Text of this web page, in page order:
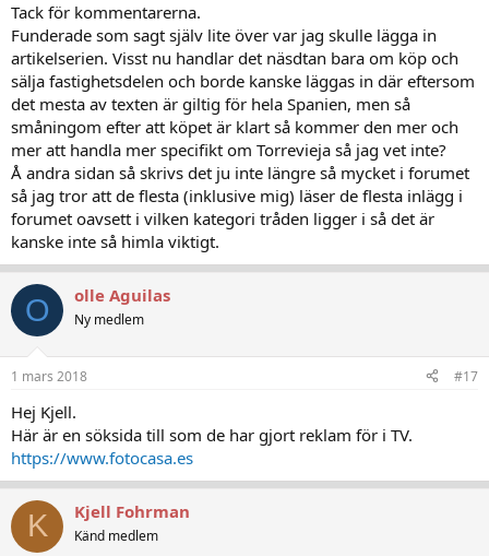
Tack för kommentarerna.
Funderade som sagt själv lite över var jag skulle lägga in
artikelserien. Visst nu handlar det näsdtan bara om köp och
sälja fastighetsdelen och borde kanske läggas in där eftersom
det mesta av texten är giltig för hela Spanien, men så
småningom efter att köpet är klart så kommer den mer och
mer att handla mer specifikt om Torrevieja så jag vet inte?
Å andra sidan så skrivs det ju inte längre så mycket i forumet
så jag tror att de flesta (inklusive mig) läser de flesta inlägg i
forumet oavsett i vilken kategori tråden ligger i så det är
kanske inte så himla viktigt.
O olle Aguilas
Ny medlem
1 mars 2018 #17
Hej Kjell.
Här är en söksida till som de har gjort reklam för i TV.
https://www.fotocasa.es
K Kjell Fohrman
Känd medlem